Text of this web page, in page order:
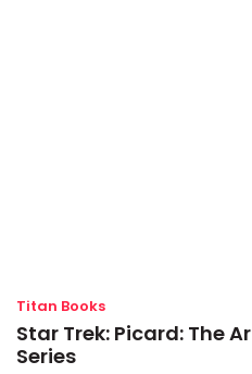
Titan Books
Star Trek: Picard: The
Series